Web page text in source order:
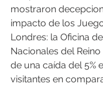
mostraron
impacto de los
Londres: la Oficina
Nacionales del
de una caída del 5%
visitantes en